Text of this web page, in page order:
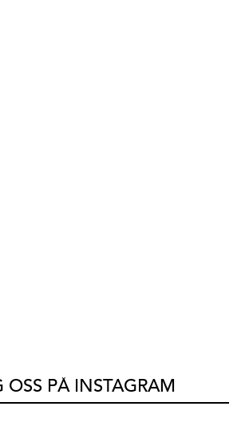
OSS PÅ INSTAGRAM